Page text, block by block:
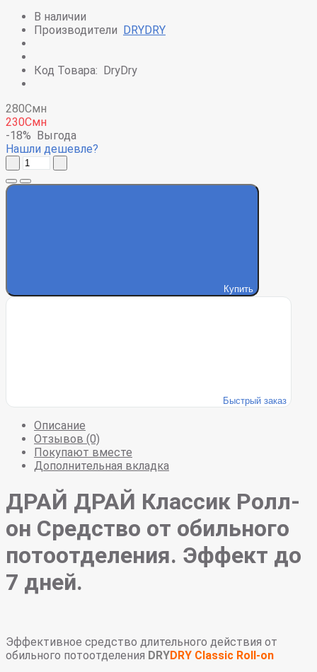
В наличии
Производители DRYDRY
Код Товара: DryDry
280Смн
230Смн
-18% Выгода
Нашли дешевле?
Купить
Быстрый заказ
Описание
Отзывов (0)
Покупают вместе
Дополнительная вкладка
ДРАЙ ДРАЙ Классик Ролл-
он Средство от обильного
потоотделения. Эффект до
7 дней.
Эффективное средство длительного действия от
обильного потоотделения DRYDRY Classic Roll-on